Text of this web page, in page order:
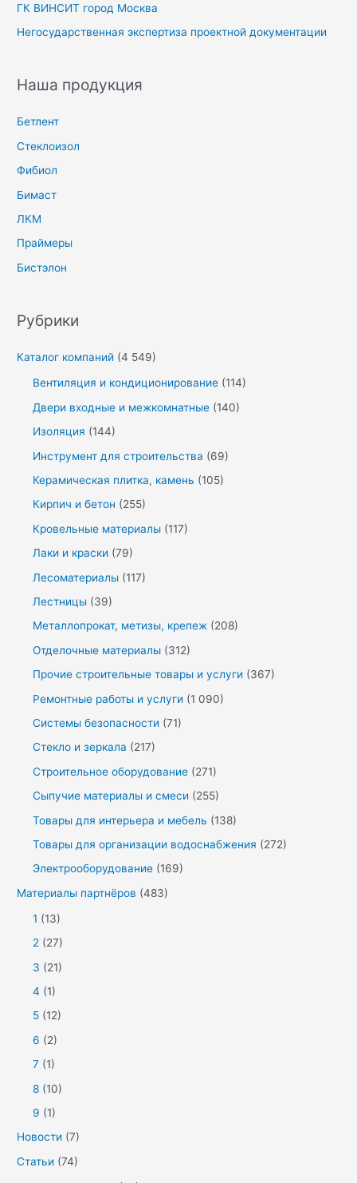
ГК ВИНСИТ город Москва
Негосударственная экспертиза проектной документации
Наша продукция
Бетлент
Стеклоизол
Фибиол
Бимаст
ЛКМ
Праймеры
Бистэлон
Рубрики
Каталог компаний (4 549)
Вентиляция и кондиционирование (114)
Двери входные и межкомнатные (140)
Изоляция (144)
Инструмент для строительства (69)
Керамическая плитка, камень (105)
Кирпич и бетон (255)
Кровельные материалы (117)
Лаки и краски (79)
Лесоматериалы (117)
Лестницы (39)
Металлопрокат, метизы, крепеж (208)
Отделочные материалы (312)
Прочие строительные товары и услуги (367)
Ремонтные работы и услуги (1 090)
Системы безопасности (71)
Стекло и зеркала (217)
Строительное оборудование (271)
Сыпучие материалы и смеси (255)
Товары для интерьера и мебель (138)
Товары для организации водоснабжения (272)
Электрооборудование (169)
Материалы партнёров (483)
1 (13)
2 (27)
3 (21)
4 (1)
5 (12)
6 (2)
7 (1)
8 (10)
9 (1)
Новости (7)
Статьи (74)